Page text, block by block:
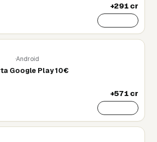
+291 cr
·Android
Google Play 10€
+571 cr